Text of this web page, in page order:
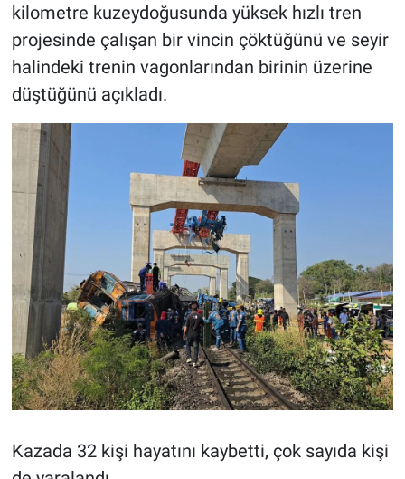
kilometre kuzeydoğusunda yüksek hızlı tren
projesinde çalışan bir vincin çöktüğünü ve seyir
halindeki trenin vagonlarından birinin üzerine
düştüğünü açıkladı.
Kazada 32 kişi hayatını kaybetti, çok sayıda kişi